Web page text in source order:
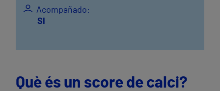
Acompañado:
SI
Què és un score de calci?